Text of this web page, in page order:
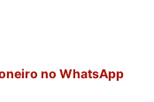
no WhatsApp